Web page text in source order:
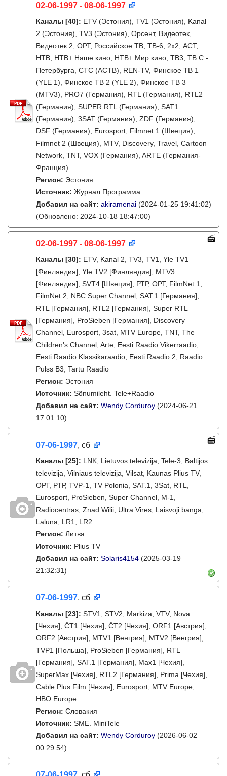
02-06-1997 - 08-06-1997
Каналы [40]: ETV (Эстония), TV1 (Эстония), Kanal
2 (Эстония), TV3 (Эстония), Орсент, Видеотек,
Видеотек 2, ОРТ, Российское ТВ, ТВ-6, 2x2, АСТ,
НТВ, НТВ+ Наше кино, НТВ+ Мир кино, ТВ3, ТВ С.-
Петербурга, СТС (АСТВ), REN-TV, Финское ТВ 1
(YLE 1), Финское ТВ 2 (YLE 2), Финское ТВ 3
(MTV3), PRO7 (Германия), RTL (Германия), RTL2
(Германия), SUPER RTL (Германия), SAT1
(Германия), 3SAT (Германия), ZDF (Германия),
DSF (Германия), Eurosport, Filmnet 1 (Швеция),
Filmnet 2 (Швеция), MTV, Discovery, Travel, Cartoon
Network, TNT, VOX (Германия), ARTE (Германия-
Франция)
Регион: Эстония
Источник: Журнал Программа
Добавил на сайт: akiramenai (2024-01-25 19:41:02)
(Обновлено: 2024-10-18 18:47:00)
02-06-1997 - 08-06-1997
Каналы [30]: ETV, Kanal 2, TV3, TV1, Yle TV1
[Финляндия], Yle TV2 [Финляндия], MTV3
[Финляндия], SVT4 [Швеция], РТР, ОРТ, FilmNet 1,
FilmNet 2, NBC Super Channel, SAT.1 [Германия],
RTL [Германия], RTL2 [Германия], Super RTL
[Германия], ProSieben [Германия], Discovery
Channel, Eurosport, 3sat, MTV Europe, TNT, The
Children's Channel, Arte, Eesti Raadio Vikerraadio,
Eesti Raadio Klassikaraadio, Eesti Raadio 2, Raadio
Pulss B3, Tartu Raadio
Регион: Эстония
Источник: Sõnumileht. Tele+Raadio
Добавил на сайт: Wendy Corduroy (2024-06-21
17:01:10)
07-06-1997, сб
Каналы [25]: LNK, Lietuvos televizija, Tele-3, Baltijos
televizija, Vilniaus televizija, Vilsat, Kaunas Plius TV,
ОРТ, РТР, TVP-1, TV Polonia, SAT.1, 3Sat, RTL,
Eurosport, ProSieben, Super Channel, M-1,
Radiocentras, Znad Wilii, Ultra Vires, Laisvoji banga,
Laluna, LR1, LR2
Регион: Литва
Источник: Plius TV
Добавил на сайт: Solaris4154 (2025-03-19
21:32:31)
07-06-1997, сб
Каналы [23]: STV1, STV2, Markiza, VTV, Nova
[Чехия], ČT1 [Чехия], ČT2 [Чехия], ORF1 [Австрия],
ORF2 [Австрия], MTV1 [Венгрия], MTV2 [Венгрия],
TVP1 [Польша], ProSieben [Германия], RTL
[Германия], SAT.1 [Германия], Max1 [Чехия],
SuperMax [Чехия], RTL2 [Германия], Prima [Чехия],
Cable Plus Film [Чехия], Eurosport, MTV Europe,
HBO Europe
Регион: Словакия
Источник: SME. MiniTele
Добавил на сайт: Wendy Corduroy (2026-06-02
00:29:54)